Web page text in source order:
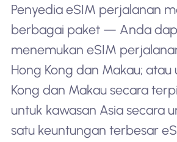
Penyedia eSIM perjalanan
berbagai paket — Anda
menemukan eSIM
Hong Kong dan Makau; atau
Kong dan Makau secara
untuk kawasan Asia secara
satu keuntungan terbesar